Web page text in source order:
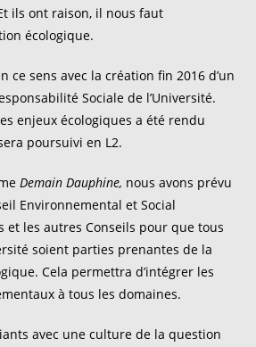
ils ont raison, il nous faut
écologique.
ce sens avec la création fin 2016 d’un
Sociale de l’Université.
enjeux écologiques a été rendu
poursuivi en L2.
Demain Dauphine, nous avons prévu
Environnemental et Social
et les autres Conseils pour que tous
soient parties prenantes de la
Cela permettra d’intégrer les
à tous les domaines.
avec une culture de la question